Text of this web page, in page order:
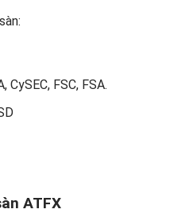
CySEC, FSC, FSA.
ATFX